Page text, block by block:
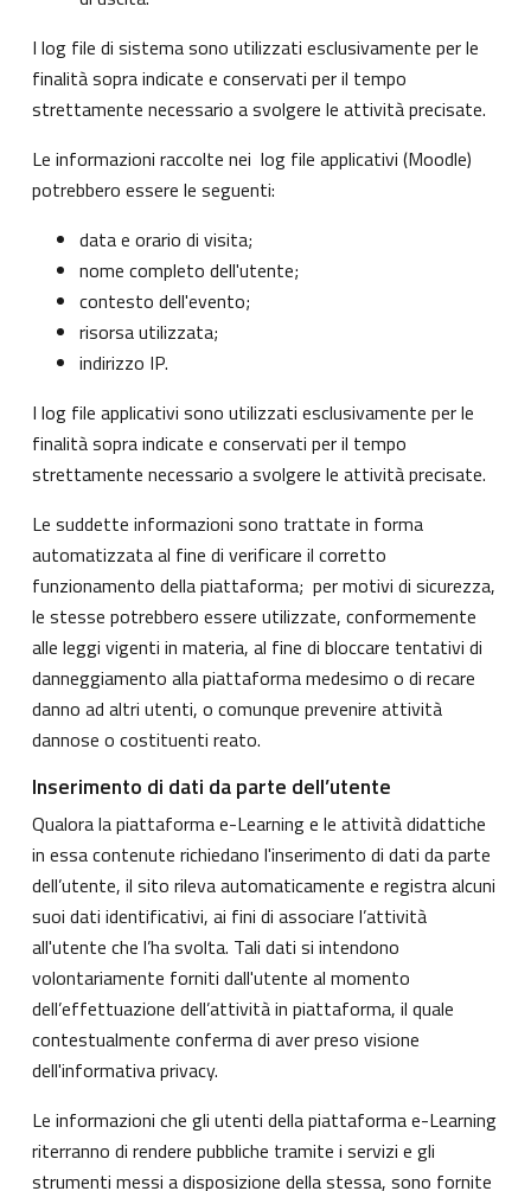
I log file di sistema sono utilizzati esclusivamente per le
finalità sopra indicate e conservati per il tempo
strettamente necessario a svolgere le attività precisate.
Le informazioni raccolte nei log file applicativi (Moodle)
potrebbero essere le seguenti:
data e orario di visita;
nome completo dell'utente;
contesto dell'evento;
risorsa utilizzata;
indirizzo IP.
I log file applicativi sono utilizzati esclusivamente per le
finalità sopra indicate e conservati per il tempo
strettamente necessario a svolgere le attività precisate.
Le suddette informazioni sono trattate in forma
automatizzata al fine di verificare il corretto
funzionamento della piattaforma; per motivi di sicurezza,
le stesse potrebbero essere utilizzate, conformemente
alle leggi vigenti in materia, al fine di bloccare tentativi di
danneggiamento alla piattaforma medesimo o di recare
danno ad altri utenti, o comunque prevenire attività
dannose o costituenti reato.
Inserimento di dati da parte dell’utente
Qualora la piattaforma e-Learning e le attività didattiche
in essa contenute richiedano l'inserimento di dati da parte
dell’utente, il sito rileva automaticamente e registra alcuni
suoi dati identificativi, ai fini di associare l’attività
all'utente che l’ha svolta. Tali dati si intendono
volontariamente forniti dall'utente al momento
dell’effettuazione dell’attività in piattaforma, il quale
contestualmente conferma di aver preso visione
dell'informativa privacy.
Le informazioni che gli utenti della piattaforma e-Learning
riterranno di rendere pubbliche tramite i servizi e gli
strumenti messi a disposizione della stessa, sono fornite